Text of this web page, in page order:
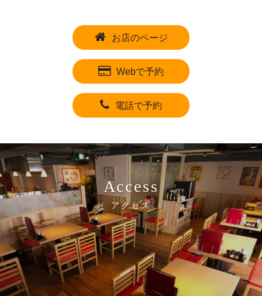
お店のページ
Webで予約
電話で予約
Access
アクセス